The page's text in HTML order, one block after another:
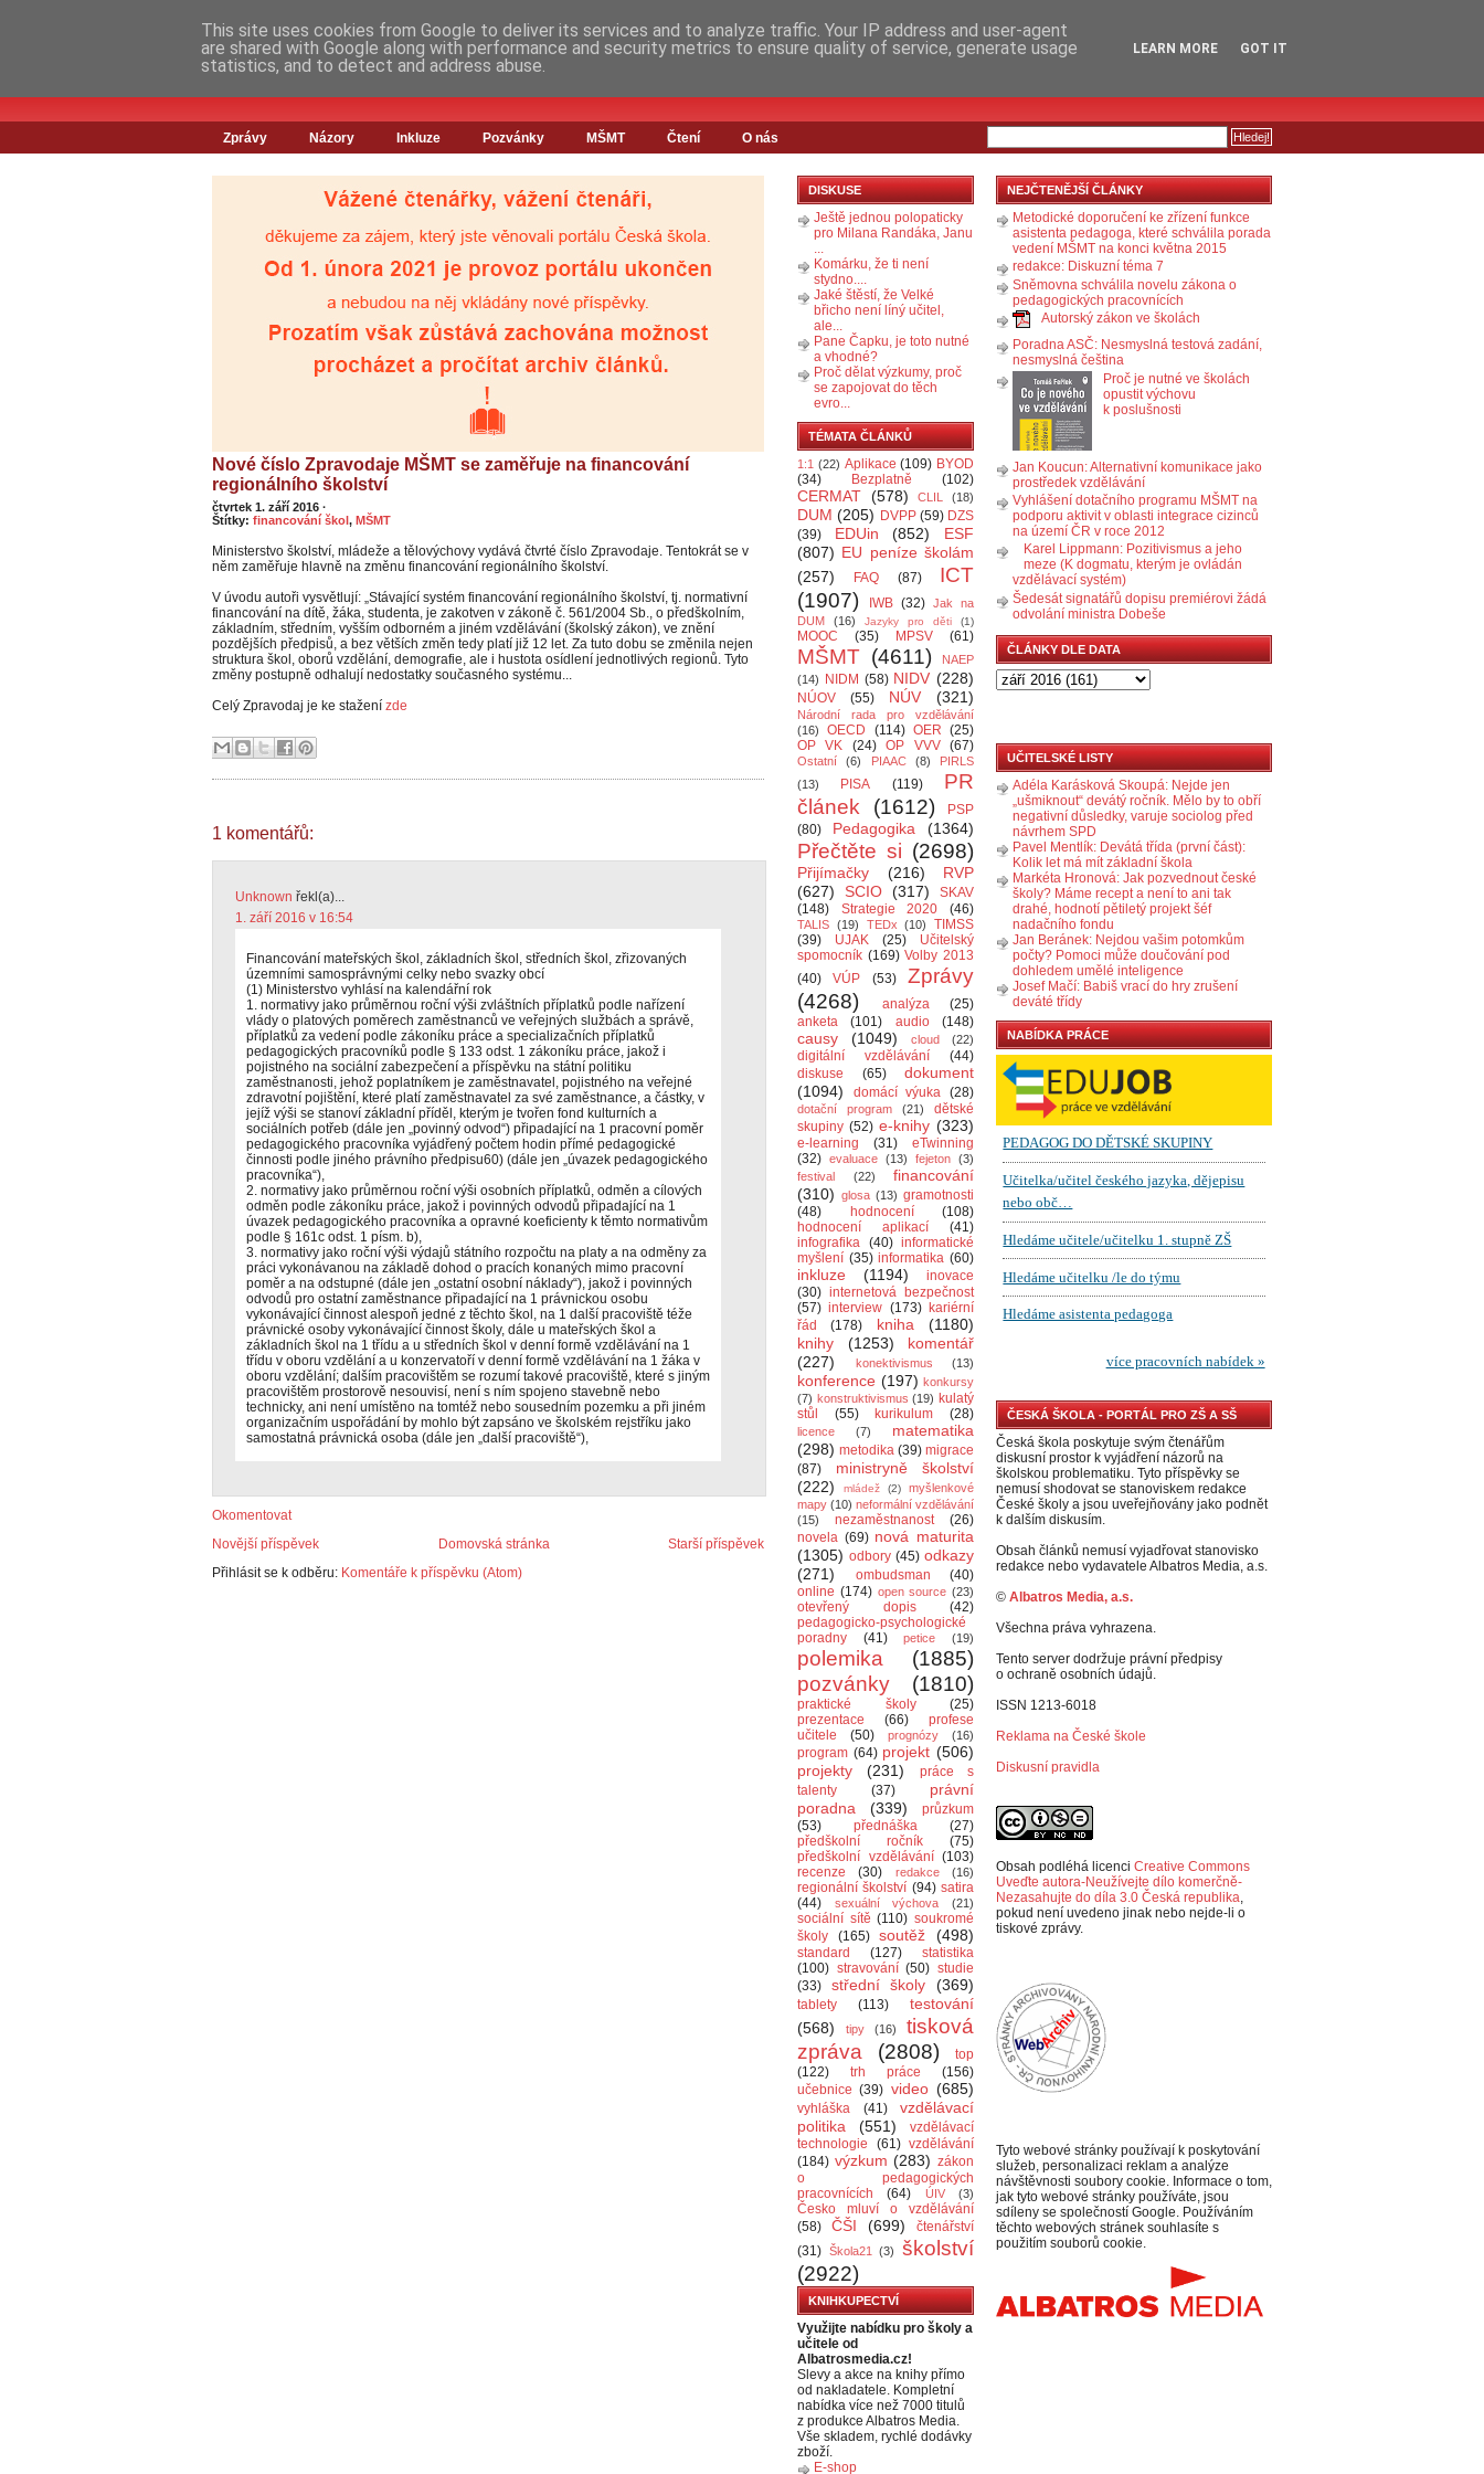
Zprávy Názory Inkluze Pozvánky MŠMT Čtení O nás
Nové číslo Zpravodaje MŠMT se zaměřuje na financování
regionálního školství
čtvrtek 1. září 2016 ·
Štítky: financování škol, MŠMT
Ministerstvo školství, mládeže a tělovýchovy vydává čtvrté číslo Zpravodaje. Tentokrát se v
něm zaměřuje hlavně na změnu financování regionálního školství.
V úvodu autoři vysvětlují: „Stávající systém financování regionálního školství, tj. normativní
financování na dítě, žáka, studenta, je zakotven v zákoně č. 561/2004 Sb., o předškolním,
základním, středním, vyšším odborném a jiném vzdělávání (školský zákon), ve znění
pozdějších předpisů, a bez větších změn tedy platí již 12 let. Za tuto dobu se změnila nejen
struktura škol, oborů vzdělání, demografie, ale i hustota osídlení jednotlivých regionů. Tyto
změny postupně odhalují nedostatky současného systému...
Celý Zpravodaj je ke stažení zde
1 komentářů:
Unknown řekl(a)...
1. září 2016 v 16:54
Financování mateřských škol, základních škol, středních škol, zřizovaných
územními samosprávnými celky nebo svazky obcí
(1) Ministerstvo vyhlásí na kalendářní rok
1. normativy jako průměrnou roční výši zvláštních příplatků podle nařízení
vlády o platových poměrech zaměstnanců ve veřejných službách a správě,
příplatků za vedení podle zákoníku práce a specializačních příplatků
pedagogických pracovníků podle § 133 odst. 1 zákoníku práce, jakož i
pojistného na sociální zabezpečení a příspěvku na státní politiku
zaměstnanosti, jehož poplatníkem je zaměstnavatel, pojistného na veřejné
zdravotní pojištění, které platí zaměstnavatel za své zaměstnance, a částky, v
jejíž výši se stanoví základní příděl, kterým je tvořen fond kulturních a
sociálních potřeb (dále jen „povinný odvod“) připadající na 1 pracovní poměr
pedagogického pracovníka vyjádřený počtem hodin přímé pedagogické
činnosti podle jiného právního předpisu60) (dále jen „úvazek pedagogického
pracovníka“),
2. normativy jako průměrnou roční výši osobních příplatků, odměn a cílových
odměn podle zákoníku práce, jakož i povinných odvodů připadající na 1
úvazek pedagogického pracovníka a opravné koeficienty k těmto normativům
podle § 161c odst. 1 písm. b),
3. normativy jako roční výši výdajů státního rozpočtu na platy a na odměny za
práci vykonávanou na základě dohod o pracích konaných mimo pracovní
poměr a na odstupné (dále jen „ostatní osobní náklady“), jakož i povinných
odvodů pro ostatní zaměstnance připadající na 1 právnickou osobu
vykonávající činnost alespoň jedné z těchto škol, na 1 další pracoviště téže
právnické osoby vykonávající činnost školy, dále u mateřských škol a
základních škol na 1 třídu a u středních škol v denní formě vzdělávání na 1
třídu v oboru vzdělání a u konzervatoří v denní formě vzdělávání na 1 žáka v
oboru vzdělání; dalším pracovištěm se rozumí takové pracoviště, které s jiným
pracovištěm prostorově nesouvisí, není s ním spojeno stavebně nebo
technicky, ani není umístěno na tomtéž nebo sousedním pozemku a při jiném
organizačním uspořádání by mohlo být zapsáno ve školském rejstříku jako
samostatná právnická osoba (dále jen „další pracoviště“),
Okomentovat
Novější příspěvek
Starší příspěvek
Domovská stránka
Přihlásit se k odběru: Komentáře k příspěvku (Atom)
DISKUSE
Ještě jednou polopaticky
pro Milana Randáka, Janu
...
Komárku, že ti není
stydno....
Jaké štěstí, že Velké
břicho není líný učitel,
ale...
Pane Čapku, je toto nutné
a vhodné?
Proč dělat výzkumy, proč
se zapojovat do těch
evro...
TÉMATA ČLÁNKŮ
1:1 (22) Aplikace (109) BYOD
(34)
Bezplatně (102)
CERMAT (578) CLIL (18)
DUM (205) DVPP (59) DZS
(39)
EDUin (852)
ESF
(807) EU peníze školám
(257)
FAQ (87)
ICT
(1907)
IWB (32) Jak na
DUM
(16) Jazyky pro děti (1)
MOOC (35) MPSV (61)
MŠMT (4611)
NAEP
(14)
NIDM (58) NIDV (228)
NÚOV (55) NÚV (321)
Národní rada pro vzdělávání
(16)
OECD (114) OER (25)
OP VK
(24) OP VVV (67)
Ostatní (6) PIAAC (8)
PIRLS
(13)
PISA (119)
PR
článek
(1612)
PSP
(80)
Pedagogika (1364)
Přečtěte si (2698)
Přijímačky (216)
RVP
(627)
SCIO (317)
SKAV
(148)
Strategie 2020 (46)
TALIS (19) TEDx (10)
TIMSS
(39)
UJAK (25)
Učitelský
spomocník (169) Volby 2013
(40)
VÚP (53)
Zprávy
(4268)
analýza
(25)
anketa
(101) audio (148)
causy (1049) cloud (22)
digitální vzdělávání
(44)
diskuse
(65)
dokument
(1094)
domácí výuka (28)
dotační program (21)
dětské
skupiny (52) e-knihy (323)
e-learning (31)
eTwinning
(32) evaluace (13) fejeton (3)
festival
(22)
financování
(310) glosa (13) gramotnosti
(48)
hodnocení
(108)
hodnocení aplikací
(41)
infografika (40) informatické
myšlení (35) informatika (60)
inkluze (1194)
inovace
(30) internetová bezpečnost
(57) interview (173) kariérní
řád
(178) kniha
(1180)
knihy
(1253)
komentář
(227)
konektivismus (13)
konference (197) konkursy
(7) konstruktivismus (19) kulatý
stůl
(55) kurikulum (28)
licence (7)
matematika
(298) metodika (39) migrace
(87)
ministryně školství
(222)
mládež (2)
myšlenkové
mapy (10) neformální vzdělávání
(15)
nezaměstnanost
(26)
novela (69) nová maturita
(1305) odbory (45) odkazy
(271)
ombudsman
(40)
online (174) open source (23)
otevřený dopis
(42)
pedagogicko-psychologické
poradny
(41) petice (19)
polemika
(1885)
pozvánky
(1810)
praktické školy
(25)
prezentace
(66)
profese
učitele
(50) prognózy (16)
program (64) projekt (506)
projekty
(231)
práce s
talenty
(37)
právní
poradna
(339)
průzkum
(53)
přednáška
(27)
předškolní ročník
(75)
předškolní vzdělávání (103)
recenze
(30) redakce (16)
regionální školství (94) satira
(44)
sexuální výchova (21)
sociální sítě (110) soukromé
školy
(165) soutěž (498)
standard (127)
statistika
(100) stravování (50) studie
(33)
střední školy (369)
tablety (113)
testování
(568)
tipy (16)
tisková
zpráva
(2808)
top
(122)
trh práce
(156)
učebnice (39) video (685)
vyhláška (41)
vzdělávací
politika
(551)
vzdělávací
technologie
(61) vzdělávání
(184) výzkum (283) zákon
o pedagogických
pracovnících
(64) ÚIV (3)
Česko mluví o vzdělávání
(58)
ČŠI (699)
čtenářství
(31) Škola21 (3)
školství
(2922)
KNIHKUPECTVÍ
Využijte nabídku pro školy a
učitele od
Albatrosmedia.cz!
Slevy a akce na knihy přímo
od nakladatele. Kompletní
nabídka více než 7000 titulů
z produkce Albatros Media.
Vše skladem, rychlé dodávky
zboží.
E-shop
NEJČTENĚJŠÍ ČLÁNKY
Metodické doporučení ke zřízení funkce
asistenta pedagoga, které schválila porada
vedení MŠMT na konci května 2015
redakce: Diskuzní téma 7
Sněmovna schválila novelu zákona o
pedagogických pracovnících
Autorský zákon ve školách
Poradna ASČ: Nesmyslná testová zadání,
nesmyslná čeština
Proč je nutné ve školách
opustit výchovu
k poslušnosti
Jan Koucun: Alternativní komunikace jako
prostředek vzdělávání
Vyhlášení dotačního programu MŠMT na
podporu aktivit v oblasti integrace cizinců
na území ČR v roce 2012
Karel Lippmann: Pozitivismus a jeho
meze (K dogmatu, kterým je ovládán
vzdělávací systém)
Šedesát signatářů dopisu premiérovi žádá
odvolání ministra Dobeše
ČLÁNKY DLE DATA
UČITELSKÉ LISTY
Adéla Karásková Skoupá: Nejde jen
„ušmiknout“ devátý ročník. Mělo by to obří
negativní důsledky, varuje sociolog před
návrhem SPD
Pavel Mentlík: Devátá třída (první část):
Kolik let má mít základní škola
Markéta Hronová: Jak pozvednout české
školy? Máme recept a není to ani tak
drahé, hodnotí pětiletý projekt šéf
nadačního fondu
Jan Beránek: Nejdou vašim potomkům
počty? Pomoci může doučování pod
dohledem umělé inteligence
Josef Mačí: Babiš vrací do hry zrušení
deváté třídy
NABÍDKA PRÁCE
ČESKÁ ŠKOLA - PORTÁL PRO ZŠ A SŠ
Česká škola poskytuje svým čtenářům
diskusní prostor k vyjádření názorů na
školskou problematiku. Tyto příspěvky se
nemusí shodovat se stanoviskem redakce
České školy a jsou uveřejňovány jako podnět
k dalším diskusím.
Obsah článků nemusí vyjadřovat stanovisko
redakce nebo vydavatele Albatros Media, a.s.
© Albatros Media, a.s.
Všechna práva vyhrazena.
Tento server dodržuje právní předpisy
o ochraně osobních údajů.
ISSN 1213-6018
Reklama na České škole
Diskusní pravidla
Obsah podléhá licenci Creative Commons
Uveďte autora-Neužívejte dílo komerčně-
Nezasahujte do díla 3.0 Česká republika,
pokud není uvedeno jinak nebo nejde-li o
tiskové zprávy.
Tyto webové stránky používají k poskytování
služeb, personalizaci reklam a analýze
návštěvnosti soubory cookie. Informace o tom,
jak tyto webové stránky používáte, jsou
sdíleny se společností Google. Používáním
těchto webových stránek souhlasíte s
použitím souborů cookie.
This site uses cookies from Google to deliver its services and to analyze traffic. Your IP address and user-agent
are shared with Google along with performance and security metrics to ensure quality of service, generate usage
statistics, and to detect and address abuse.
LEARN MORE GOT IT